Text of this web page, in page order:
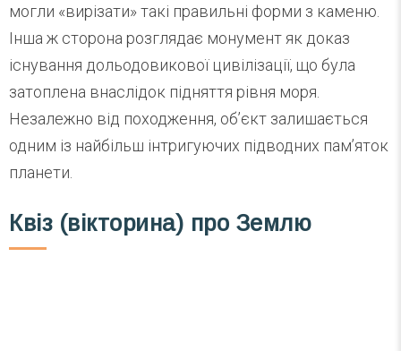
могли «вирізати» такі правильні форми з каменю.
Інша ж сторона розглядає монумент як доказ
існування дольодовикової цивілізації, що була
затоплена внаслідок підняття рівня моря.
Незалежно від походження, об’єкт залишається
одним із найбільш інтригуючих підводних пам’яток
планети.
Квіз (вікторина) про Землю